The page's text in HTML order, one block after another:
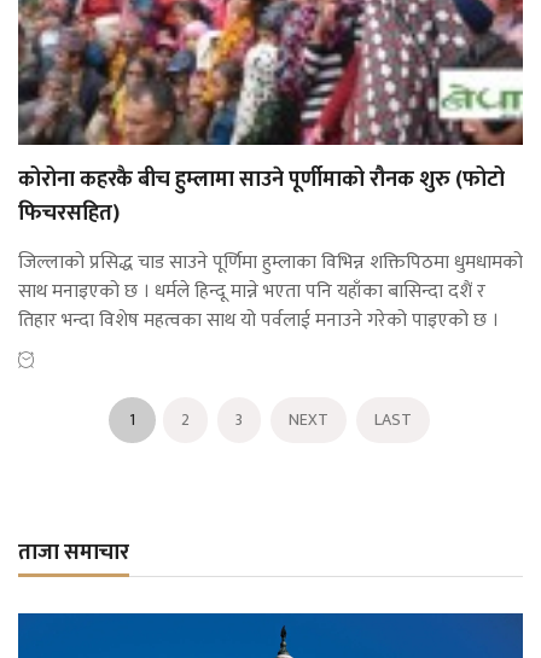
कोरोना कहरकै बीच हुम्लामा साउने पूर्णीमाको रौनक शुरु (फोटो
फिचरसहित)
जिल्लाको प्रसिद्ध चाड साउने पूर्णिमा हुम्लाका विभिन्न शक्तिपिठमा धुमधामको
साथ मनाइएको छ । धर्मले हिन्दू मान्ने भएता पनि यहाँका बासिन्दा दशैं र
तिहार भन्दा विशेष महत्वका साथ यो पर्वलाई मनाउने गरेको पाइएको छ ।
1 2 3 NEXT LAST
ताजा समाचार